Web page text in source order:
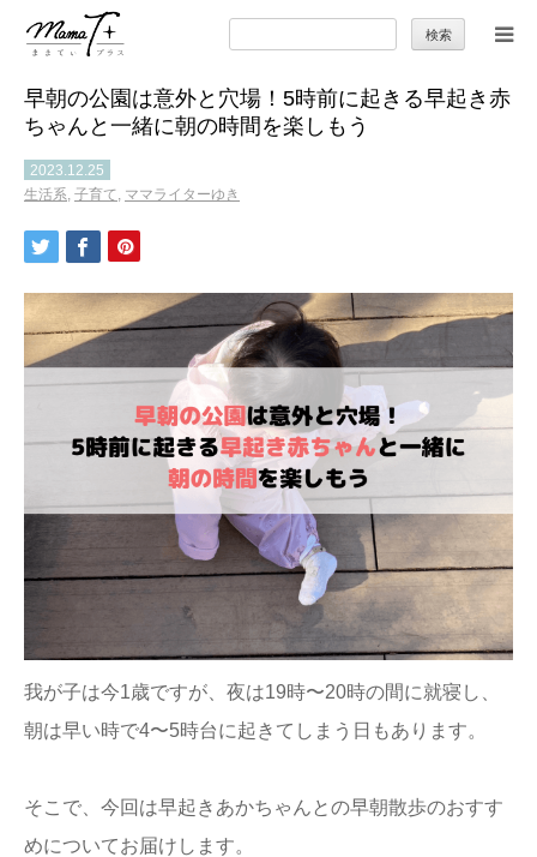
索:
早朝の公園は意外と穴場！5時前に起きる早起き赤
ちゃんと一緒に朝の時間を楽しもう
2023.12.25
生活系, 子育て, ママライターゆき
我が子は今1歳ですが、夜は19時〜20時の間に就寝し、
朝は早い時で4〜5時台に起きてしまう日もあります。
そこで、今回は早起きあかちゃんとの早朝散歩のおすす
めについてお届けします。
トップ
ママのカラダとココロ
セカンドキャリア
暮らしの小ワザ
季節の行事やお出かけ
特集
ままてぃ編集部